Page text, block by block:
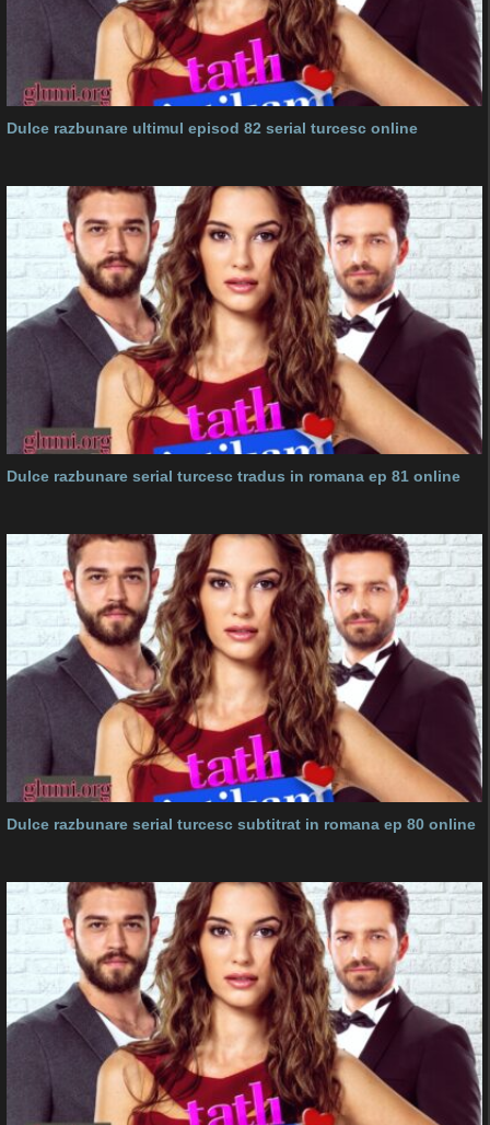
Dulce razbunare ultimul episod 82 serial turcesc online
Dulce razbunare serial turcesc tradus in romana ep 81 online
Dulce razbunare serial turcesc subtitrat in romana ep 80 online